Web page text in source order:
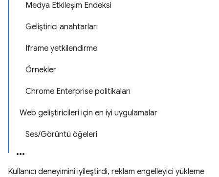
Medya Etkileşim Endeksi
Geliştirici anahtarları
Iframe yetkilendirme
Örnekler
Chrome Enterprise politikaları
Web geliştiricileri için en iyi uygulamalar
Ses/Görüntü öğeleri
Kullanıcı deneyimini iyileştirdi, reklam engelleyici yükleme